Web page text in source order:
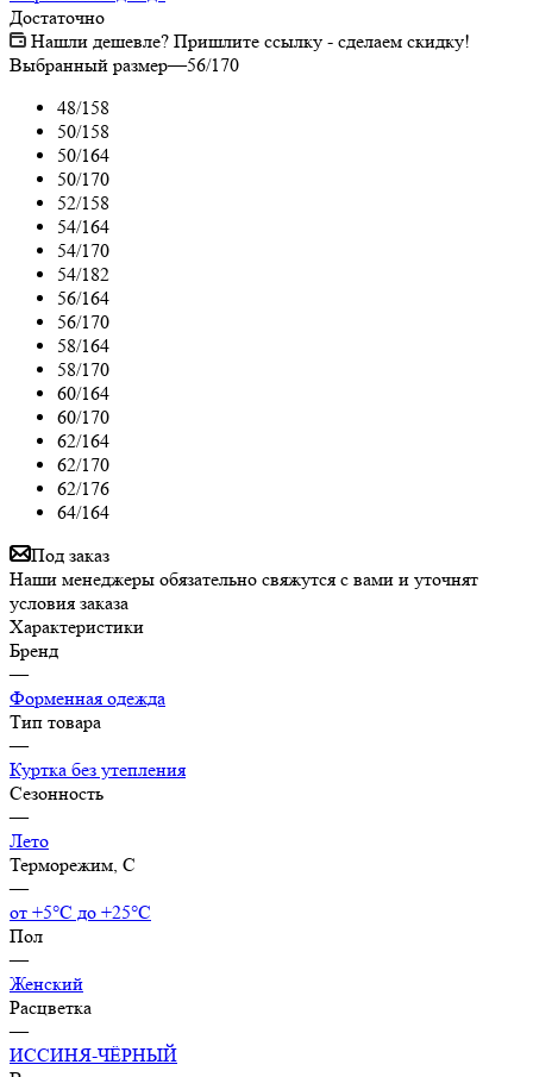
Достаточно
Нашли дешевле? Пришлите ссылку - сделаем скидку!
Выбранный размер—56/170
48/158
50/158
50/164
50/170
52/158
54/164
54/170
54/182
56/164
56/170
58/164
58/170
60/164
60/170
62/164
62/170
62/176
64/164
Под заказ
Наши менеджеры обязательно свяжутся с вами и уточнят
условия заказа
Характеристики
Бренд
—
Форменная одежда
Тип товара
—
Куртка без утепления
Сезонность
—
Лето
Терморежим, C
—
от +5°С до +25°С
Пол
—
Женский
Расцветка
—
ИССИНЯ-ЧЁРНЫЙ